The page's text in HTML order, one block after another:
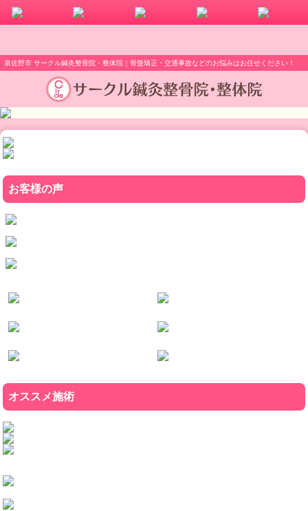
泉佐野市 サークル鍼灸整骨院・整体院｜骨盤矯正・交通事故などのお悩みはお任せください！
お客様の声
オススメ施術